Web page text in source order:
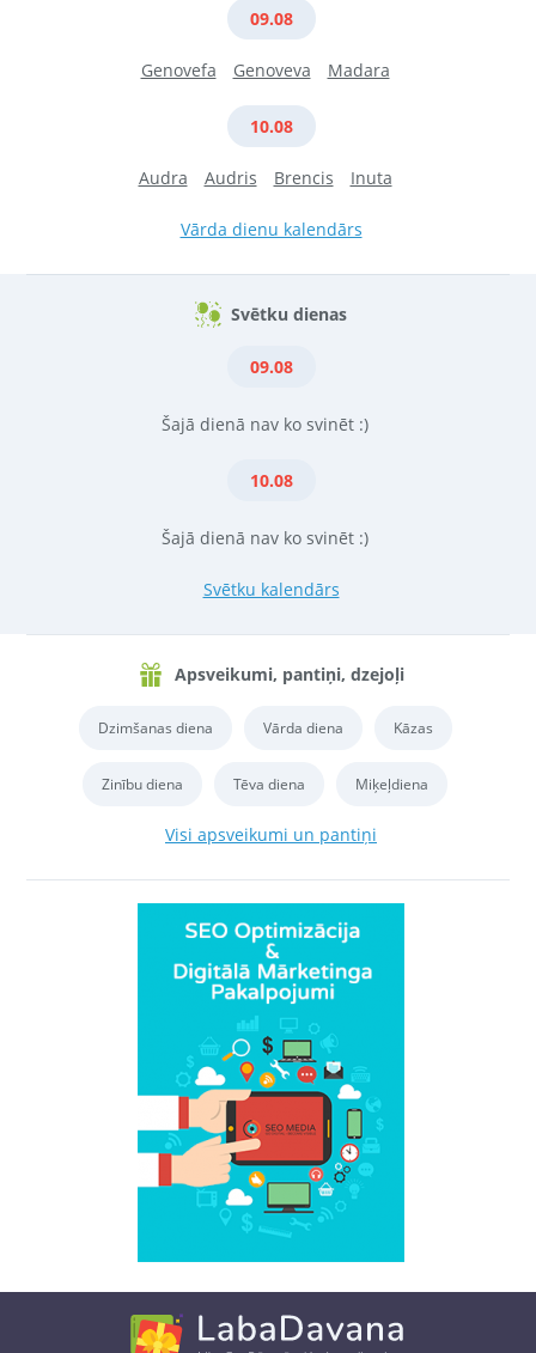
09.08
Genovefa Genoveva Madara
10.08
Audra Audris Brencis Inuta
Vārda dienu kalendārs
Svētku dienas
09.08
Šajā dienā nav ko svinēt :)
10.08
Šajā dienā nav ko svinēt :)
Svētku kalendārs
Apsveikumi, pantiņi, dzejoļi
Dzimšanas diena Vārda diena Kāzas
Zinību diena Tēva diena Miķeļdiena
Visi apsveikumi un pantiņi